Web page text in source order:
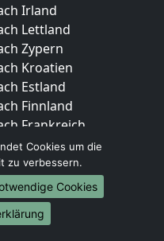
Irland
Lettland
Zypern
Kroatien
Estland
Finnland
Frankreich
Griechenland
Italien
Liechtenstein
Luxemburg
Niederlande
Cookies um die
zu verbessern.
Cookies